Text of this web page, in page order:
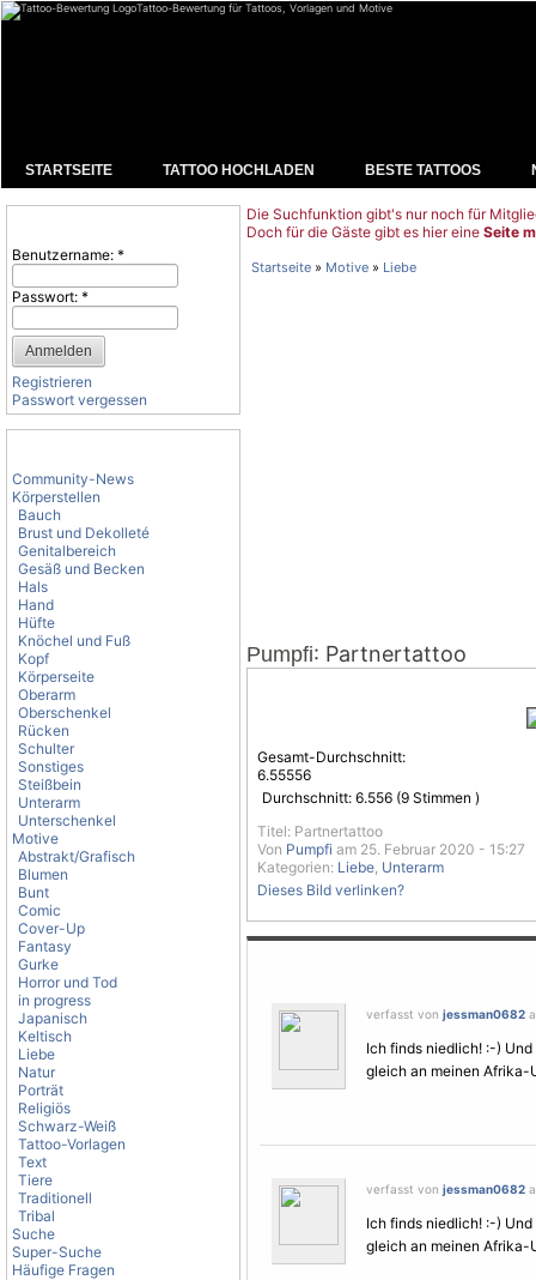
Tattoo-Bewertung für Tattoos, Vorlagen und Motive
STARTSEITE TATTOO HOCHLADEN BESTE TATTOOS
Benutzername: *
Passwort: *
Registrieren
Passwort vergessen
Community-News
Körperstellen
Bauch
Brust und Dekolleté
Genitalbereich
Gesäß und Becken
Hals
Hand
Hüfte
Knöchel und Fuß
Kopf
Körperseite
Oberarm
Oberschenkel
Rücken
Schulter
Sonstiges
Steißbein
Unterarm
Unterschenkel
Motive
Abstrakt/Grafisch
Blumen
Bunt
Comic
Cover-Up
Fantasy
Gurke
Horror und Tod
in progress
Japanisch
Keltisch
Liebe
Natur
Porträt
Religiös
Schwarz-Weiß
Tattoo-Vorlagen
Text
Tiere
Traditionell
Tribal
Suche
Super-Suche
Häufige Fragen
Die Suchfunktion gibt's nur noch für
Doch für die Gäste gibt es hier eine Seite
Startseite » Motive » Liebe
Pumpfi: Partnertattoo
Gesamt-Durchschnitt:
6.55556
Durchschnitt: 6.556 (9 Stimmen )
Titel: Partnertattoo
Von Pumpfi am 25. Februar 2020 - 15:27
Kategorien: Liebe, Unterarm
Dieses Bild verlinken?
verfasst von jessman0682
Ich finds niedlich! :-)
gleich an meinen Afrika-
verfasst von jessman0682
Ich finds niedlich! :-)
gleich an meinen Afrika-